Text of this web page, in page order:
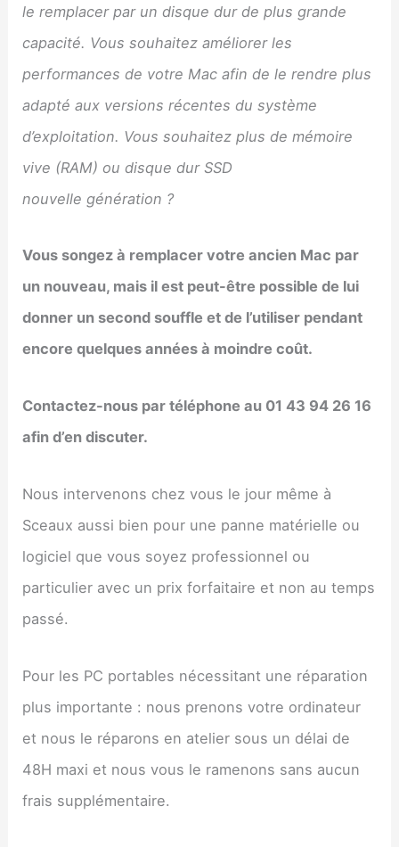
le remplacer par un disque dur de plus grande
capacité. Vous souhaitez améliorer les
performances de votre Mac afin de le rendre plus
adapté aux versions récentes du système
d’exploitation. Vous souhaitez plus de mémoire
vive (RAM) ou disque dur SSD
nouvelle génération ?
Vous songez à remplacer votre ancien Mac par
un nouveau, mais il est peut-être possible de lui
donner un second souffle et de l’utiliser pendant
encore quelques années à moindre coût.
Contactez-nous par téléphone au 01 43 94 26 16
afin d’en discuter.
Nous intervenons chez vous le jour même à
Sceaux aussi bien pour une panne matérielle ou
logiciel que vous soyez professionnel ou
particulier avec un prix forfaitaire et non au temps
passé.
Pour les PC portables nécessitant une réparation
plus importante : nous prenons votre ordinateur
et nous le réparons en atelier sous un délai de
48H maxi et nous vous le ramenons sans aucun
frais supplémentaire.